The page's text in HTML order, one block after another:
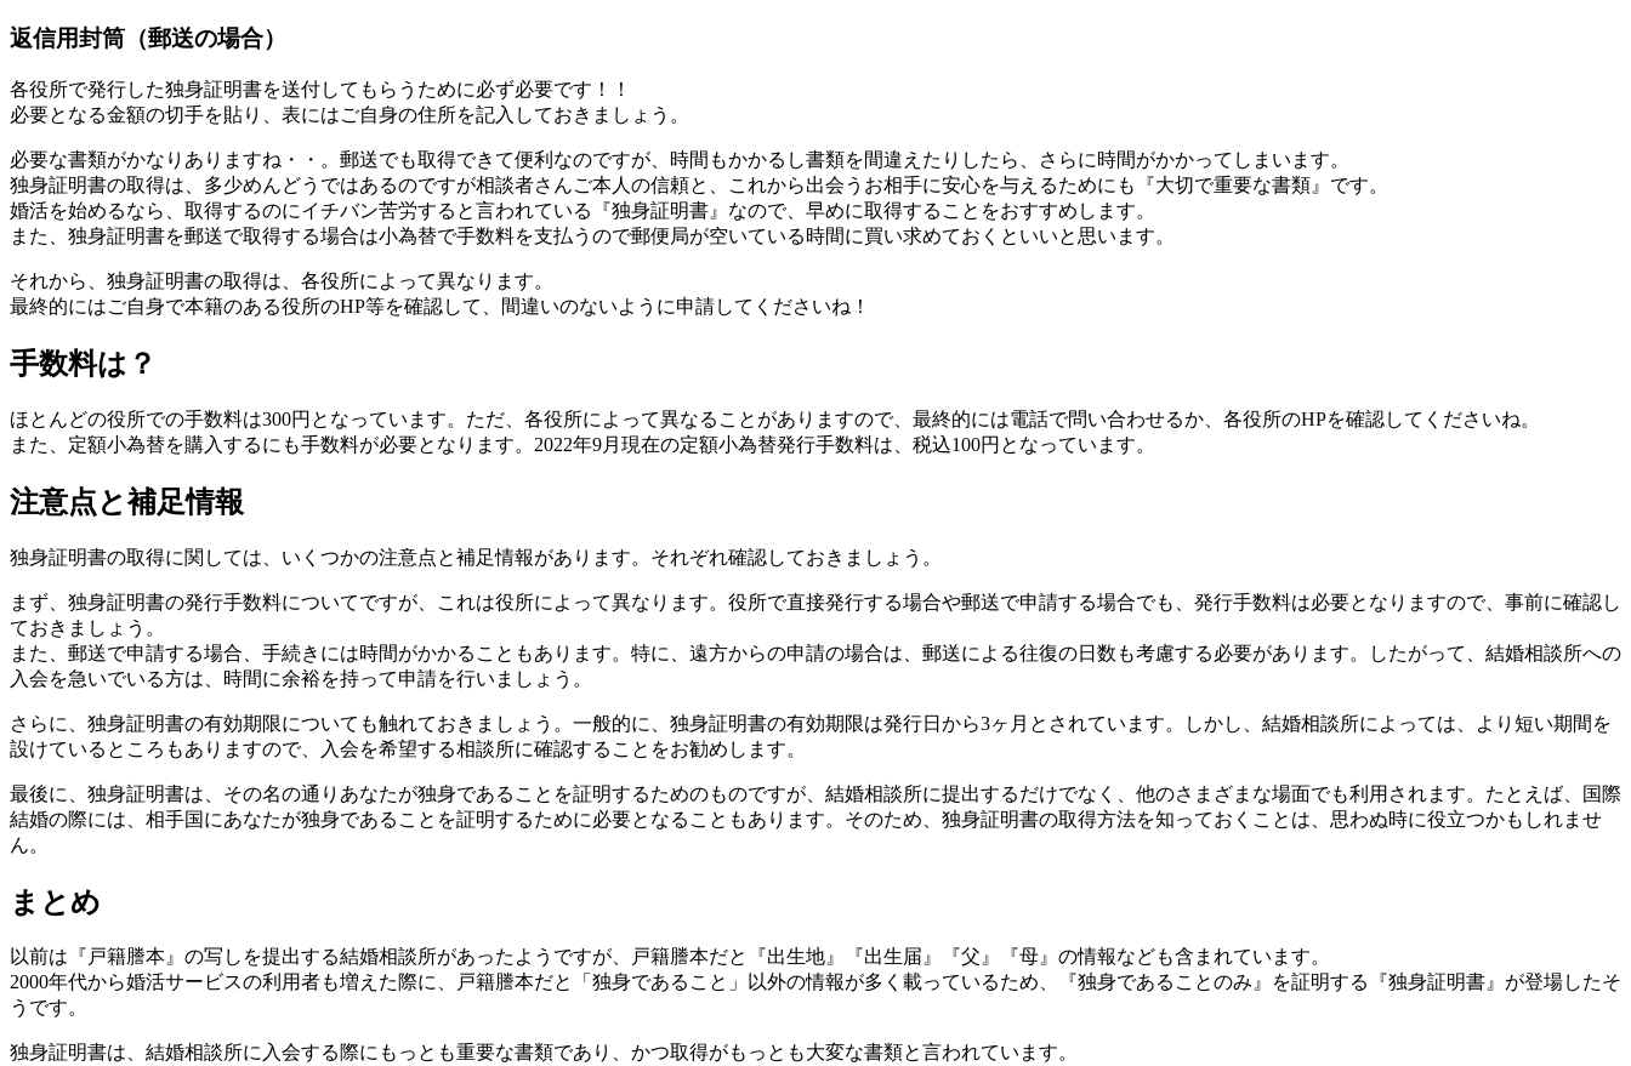
返信用封筒（郵送の場合）
各役所で発行した独身証明書を送付してもらうために必ず必要です！！
必要となる金額の切手を貼り、表にはご自身の住所を記入しておきましょう。
必要な書類がかなりありますね・・。郵送でも取得できて便利なのですが、時間もかかるし書類を間違えたりしたら、さらに時間がかかってしまいます。
独身証明書の取得は、多少めんどうではあるのですが相談者さんご本人の信頼と、これから出会うお相手に安心を与えるためにも『大切で重要な書類』です。
婚活を始めるなら、取得するのにイチバン苦労すると言われている『独身証明書』なので、早めに取得することをおすすめします。
また、独身証明書を郵送で取得する場合は小為替で手数料を支払うので郵便局が空いている時間に買い求めておくといいと思います。
それから、独身証明書の取得は、各役所によって異なります。
最終的にはご自身で本籍のある役所のHP等を確認して、間違いのないように申請してくださいね！
手数料は？
ほとんどの役所での手数料は300円となっています。ただ、各役所によって異なることがありますので、最終的には電話で問い合わせるか、各役所のHPを確認してくださいね。
また、定額小為替を購入するにも手数料が必要となります。2022年9月現在の定額小為替発行手数料は、税込100円となっています。
注意点と補足情報
独身証明書の取得に関しては、いくつかの注意点と補足情報があります。それぞれ確認しておきましょう。
まず、独身証明書の発行手数料についてですが、これは役所によって異なります。役所で直接発行する場合や郵送で申請する場合でも、発行手数料は必要となりますので、事前に確認し
ておきましょう。
また、郵送で申請する場合、手続きには時間がかかることもあります。特に、遠方からの申請の場合は、郵送による往復の日数も考慮する必要があります。したがって、結婚相談所への
入会を急いでいる方は、時間に余裕を持って申請を行いましょう。
さらに、独身証明書の有効期限についても触れておきましょう。一般的に、独身証明書の有効期限は発行日から3ヶ月とされています。しかし、結婚相談所によっては、より短い期間を
設けているところもありますので、入会を希望する相談所に確認することをお勧めします。
最後に、独身証明書は、その名の通りあなたが独身であることを証明するためのものですが、結婚相談所に提出するだけでなく、他のさまざまな場面でも利用されます。たとえば、国際
結婚の際には、相手国にあなたが独身であることを証明するために必要となることもあります。そのため、独身証明書の取得方法を知っておくことは、思わぬ時に役立つかもしれませ
ん。
まとめ
以前は『戸籍謄本』の写しを提出する結婚相談所があったようですが、戸籍謄本だと『出生地』『出生届』『父』『母』の情報なども含まれています。
2000年代から婚活サービスの利用者も増えた際に、戸籍謄本だと「独身であること」以外の情報が多く載っているため、『独身であることのみ』を証明する『独身証明書』が登場したそ
うです。
独身証明書は、結婚相談所に入会する際にもっとも重要な書類であり、かつ取得がもっとも大変な書類と言われています。